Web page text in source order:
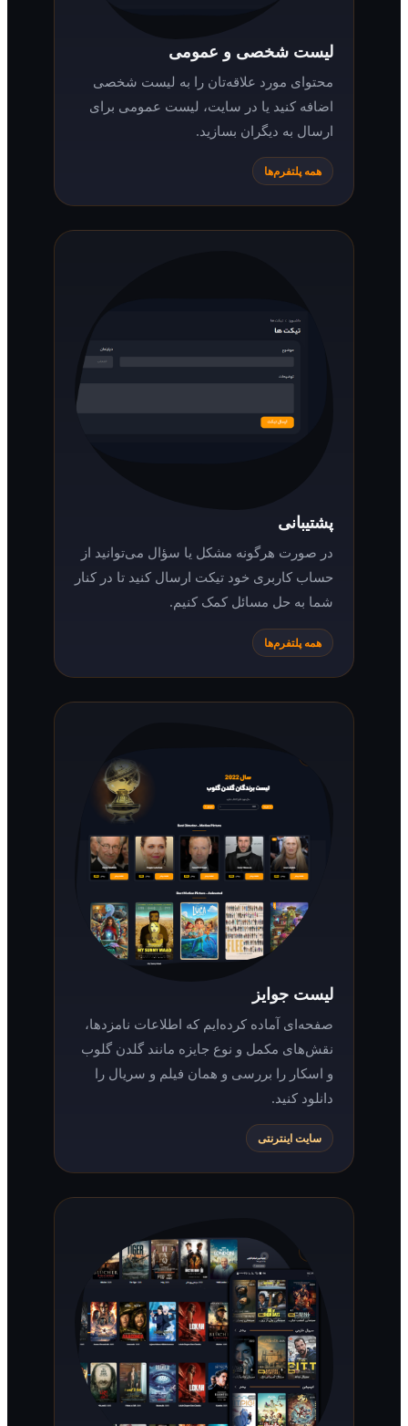
لیست شخصی و عمومی
محتوای مورد علاقه‌تان را به لیست شخصی
اضافه کنید یا در سایت، لیست عمومی برای
ارسال به دیگران بسازید.
همه پلتفرم‌ها
در صورت هرگونه مشکل یا سؤال می‌توانید از
حساب کاربری خود تیکت ارسال کنید تا در کنار
شما به حل مسائل کمک کنیم.
همه پلتفرم‌ها
لیست جوایز
صفحه‌ای آماده کرده‌ایم که اطلاعات نامزدها،
نقش‌های مکمل و نوع جایزه مانند گلدن گلوب
و اسکار را بررسی و همان فیلم و سریال را
سایت اینترنتی